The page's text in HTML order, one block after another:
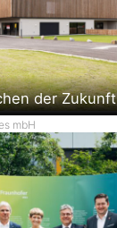
der Zukunft
mbH